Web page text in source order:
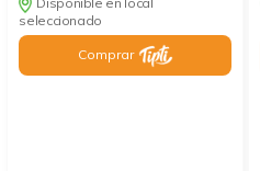
seleccionado
Comprar